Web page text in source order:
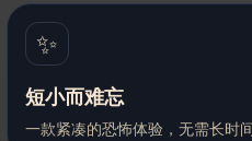
✨
短小而难忘
一款紧凑的恐怖体验，无需长时